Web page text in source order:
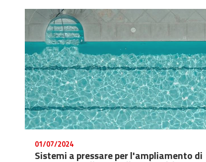
01/07/2024
Sistemi a pressare per l'ampliamento di